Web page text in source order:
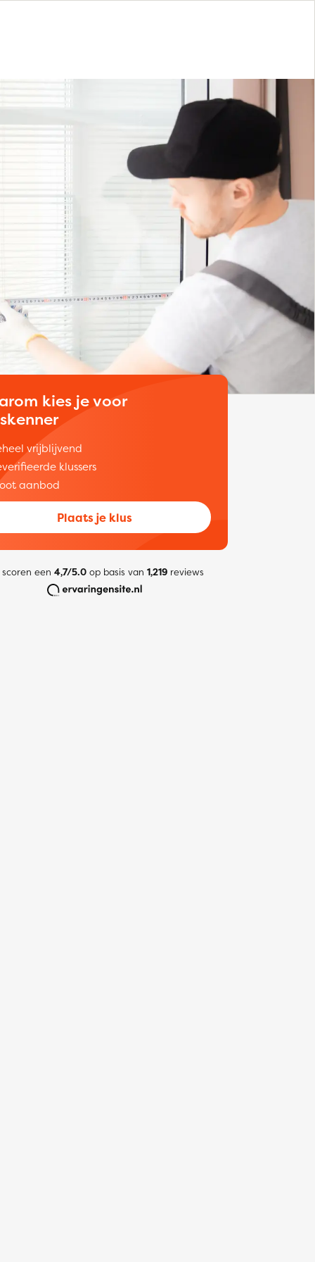
kies je voor
vrijblijvend
klussers
aanbod
Plaats je klus
een 4,7/5.0op basis van 1,219reviews